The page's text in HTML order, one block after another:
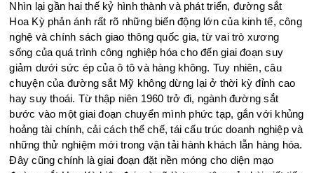
Nhìn lại gần hai thế kỷ hình thành và phát triển, đường sắt
Hoa Kỳ phản ánh rất rõ những biến động lớn của kinh tế, công
nghệ và chính sách giao thông quốc gia, từ vai trò xương
sống của quá trình công nghiệp hóa cho đến giai đoạn suy
giảm dưới sức ép của ô tô và hàng không. Tuy nhiên, câu
chuyện của đường sắt Mỹ không dừng lại ở thời kỳ đỉnh cao
hay suy thoái. Từ thập niên 1960 trở đi, ngành đường sắt
bước vào một giai đoạn chuyển mình phức tạp, gắn với khủng
hoảng tài chính, cải cách thể chế, tái cấu trúc doanh nghiệp và
những thử nghiệm mới trong vận tải hành khách lẫn hàng hóa.
Đây cũng chính là giai đoạn đặt nền móng cho diện mạo